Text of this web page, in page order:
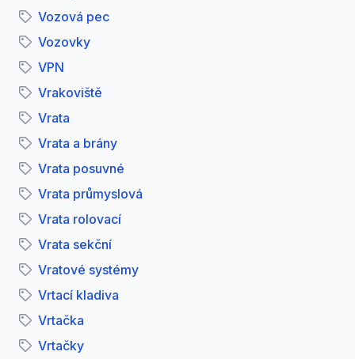
Vozová pec
Vozovky
VPN
Vrakoviště
Vrata
Vrata a brány
Vrata posuvné
Vrata průmyslová
Vrata rolovací
Vrata sekční
Vratové systémy
Vrtací kladiva
Vrtačka
Vrtačky